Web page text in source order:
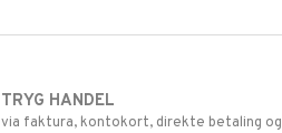
TRYG HANDEL
via faktura, kontokort, direkte betaling og